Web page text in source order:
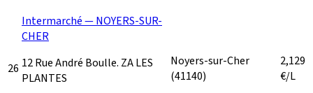
26
Intermarché — NOYERS-SUR-
CHER
12 Rue André Boulle. ZA LES
PLANTES
Noyers-sur-Cher
(41140)
2,129
€/L